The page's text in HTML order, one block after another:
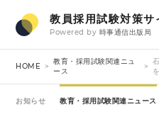
教員採用試験対策サ
Powered by 時事通信出版局
HOME
教育・採用試験関連ニュ
ース
お知らせ 教育・採用試験関連ニュース